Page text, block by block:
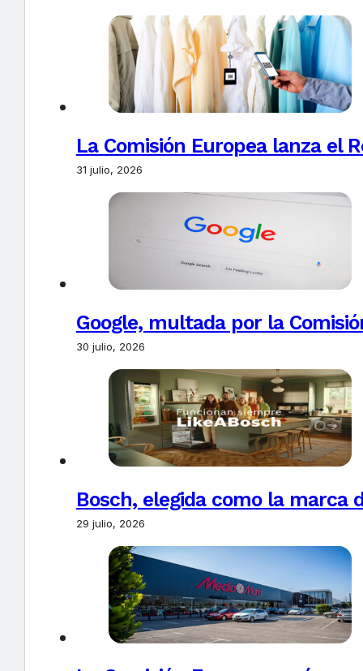
La Comisión Europea lanza el
31 julio, 2026
Google, multada por la
30 julio, 2026
Bosch, elegida como la marca
29 julio, 2026